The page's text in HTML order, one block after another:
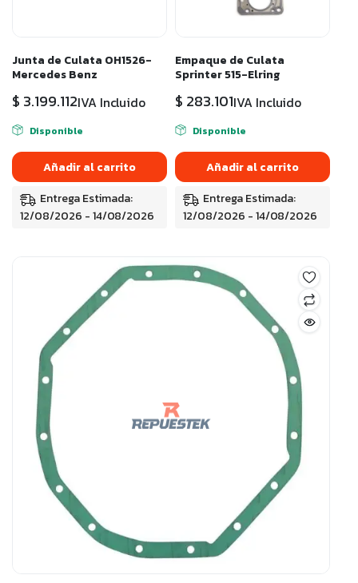
Junta de Culata OH1526-
Mercedes Benz
$ 3.199.112IVA Incluido
Disponible
Añadir al carrito
Entrega Estimada:
12/08/2026 - 14/08/2026
Empaque de Culata
Sprinter 515-Elring
$ 283.101IVA Incluido
Disponible
Añadir al carrito
Entrega Estimada:
12/08/2026 - 14/08/2026